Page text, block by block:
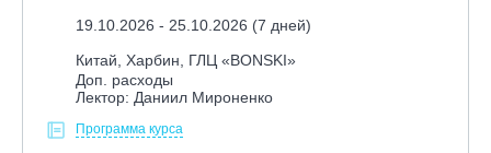
19.10.2026 - 25.10.2026 (7 дней)
Китай, Харбин, ГЛЦ «BONSKI»
Доп. расходы
Лектор: Даниил Мироненко
Программа курса